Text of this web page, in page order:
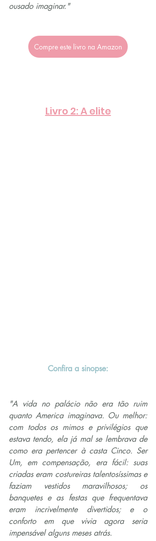
ousado imaginar."
Compre este livro na Amazon
Livro 2: A elite
Confira a sinopse:
"A vida no palácio não era tão ruim
quanto America imaginava. Ou melhor:
com todos os mimos e privilégios que
estava tendo, ela já mal se lembrava de
como era pertencer à casta Cinco. Ser
Um, em compensação, era fácil: suas
criadas eram costureiras talentosíssimas e
faziam vestidos maravilhosos; os
banquetes e as festas que frequentava
eram incrivelmente divertidos; e o
conforto em que vivia agora seria
impensável alguns meses atrás.